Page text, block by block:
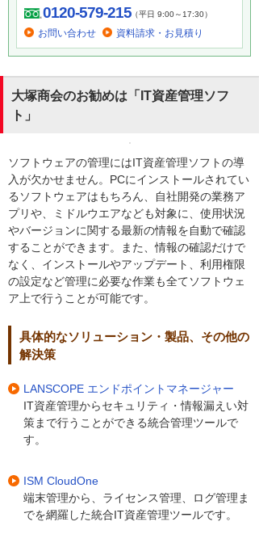
0120-579-215（平日 9:00～17:30）
お問い合わせ 資料請求・お見積り
大塚商会のお勧めは「IT資産管理ソフ
ト」
ソフトウェアの管理にはIT資産管理ソフトの導
入が欠かせません。PCにインストールされてい
るソフトウェアはもちろん、自社開発の業務ア
プリや、ミドルウエアなども対象に、使用状況
やバージョンに関する最新の情報を自動で確認
することができます。また、情報の確認だけで
なく、インストールやアップデート、利用権限
の設定など管理に必要な作業も全てソフトウェ
ア上で行うことが可能です。
具体的なソリューション・製品、その他の
解決策
LANSCOPE エンドポイントマネージャー
IT資産管理からセキュリティ・情報漏えい対
策まで行うことができる統合管理ツールで
す。
ISM CloudOne
端末管理から、ライセンス管理、ログ管理ま
でを網羅した統合IT資産管理ツールです。